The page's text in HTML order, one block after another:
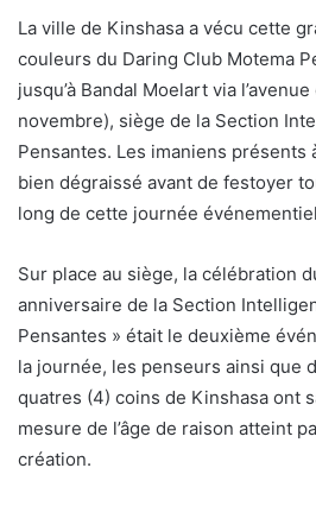
La ville de Kinshasa a vécu cette
couleurs du Daring Club Motema
jusqu’à Bandal Moelart via
novembre), siège de la Section
Pensantes. Les imaniens présents
bien dégraissé avant de festoyer
long de cette journée
Sur place au siège, la célébration
anniversaire de la Section
Pensantes » était le deuxième
la journée, les penseurs ainsi que
quatres (4) coins de Kinshasa ont
mesure de l’âge de raison atteint
création.